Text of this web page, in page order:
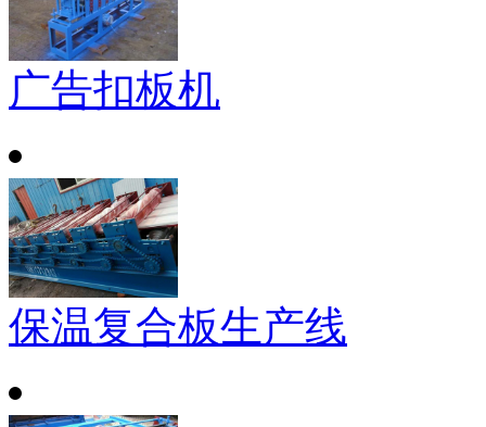
广告扣板机
保温复合板生产线